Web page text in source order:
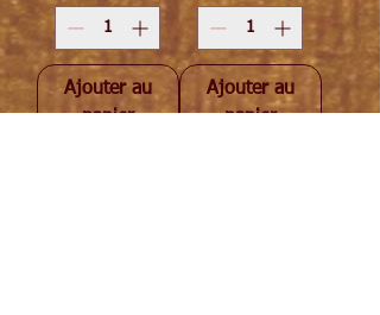
Ajouter au
panier
Ajouter au
panier